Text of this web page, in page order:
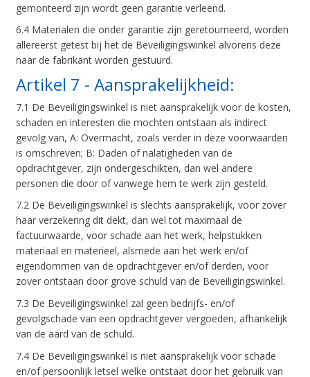
gemonteerd zijn wordt geen garantie verleend.
6.4 Materialen die onder garantie zijn geretourneerd, worden
allereerst getest bij het de Beveiligingswinkel alvorens deze
naar de fabrikant worden gestuurd.
Artikel 7 - Aansprakelijkheid:
7.1 De Beveiligingswinkel is niet aansprakelijk voor de kosten,
schaden en interesten die mochten ontstaan als indirect
gevolg van, A: Overmacht, zoals verder in deze voorwaarden
is omschreven; B: Daden of nalatigheden van de
opdrachtgever, zijn ondergeschikten, dan wel andere
personen die door of vanwege hem te werk zijn gesteld.
7.2 De Beveiligingswinkel is slechts aansprakelijk, voor zover
haar verzekering dit dekt, dan wel tot maximaal de
factuurwaarde, voor schade aan het werk, helpstukken
materiaal en materieel, alsmede aan het werk en/of
eigendommen van de opdrachtgever en/of derden, voor
zover ontstaan door grove schuld van de Beveiligingswinkel.
7.3 De Beveiligingswinkel zal geen bedrijfs- en/of
gevolgschade van een opdrachtgever vergoeden, afhankelijk
van de aard van de schuld.
7.4 De Beveiligingswinkel is niet aansprakelijk voor schade
en/of persoonlijk letsel welke ontstaat door het gebruik van